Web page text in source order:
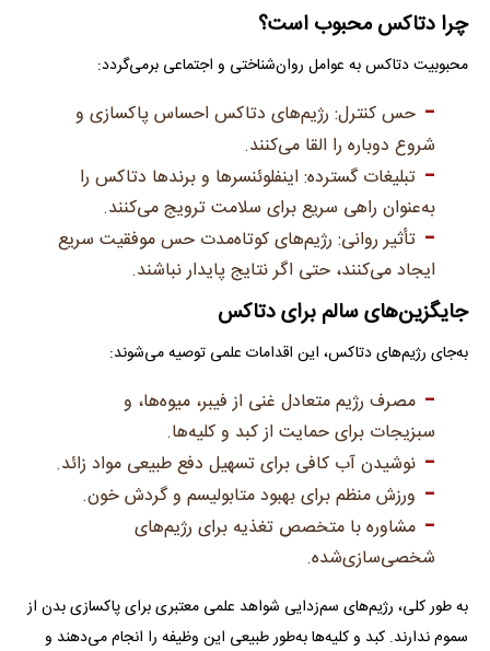
چرا دتاکس محبوب است؟
محبوبیت دتاکس به عوامل روان‌شناختی و اجتماعی برمی‌گردد:
حس کنترل: رژیم‌های دتاکس احساس پاکسازی و
شروع دوباره را القا می‌کنند.
تبلیغات گسترده: اینفلوئنسرها و برندها دتاکس را
به‌عنوان راهی سریع برای سلامت ترویج می‌کنند.
تأثیر روانی: رژیم‌های کوتاه‌مدت حس موفقیت سریع
ایجاد می‌کنند، حتی اگر نتایج پایدار نباشند.
جایگزین‌های سالم برای دتاکس
به‌جای رژیم‌های دتاکس، این اقدامات علمی توصیه می‌شوند:
مصرف رژیم متعادل غنی از فیبر، میوه‌ها، و
سبزیجات برای حمایت از کبد و کلیه‌ها.
نوشیدن آب کافی برای تسهیل دفع طبیعی مواد زائد.
ورزش منظم برای بهبود متابولیسم و گردش خون.
مشاوره با متخصص تغذیه برای رژیم‌های
شخصی‌سازی‌شده.
به طور کلی، رژیم‌های سم‌زدایی شواهد علمی معتبری برای پاکسازی بدن از
سموم ندارند. کبد و کلیه‌ها به‌طور طبیعی این وظیفه را انجام می‌دهند و